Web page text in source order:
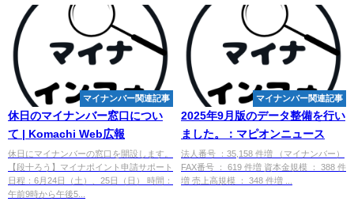
マイナンバー関連記事
休日のマイナンバー窓口につい
て | Komachi Web広報
休日にマイナンバーの窓口を開設します。
【段十ろう】マイナポイント申請サポート
日程：6月24日（土）、25日（日） 時間：
午前9時から午後5...
マイナンバー関連記事
2025年9月版のデータ整備を行い
ました。：マピオンニュース
法人番号 ：35,158 件増 （マイナンバー）
FAX番号 ： 619 件増 資本金規模 ： 388 件
増 売上高規模 ： 348 件増 ...